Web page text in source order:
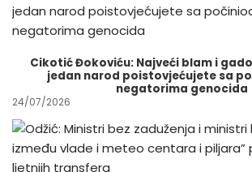
Cikotić Đokoviću: Najveći blam i
jedan narod poistovjećujete sa
negatorima genocida
24/07/2026